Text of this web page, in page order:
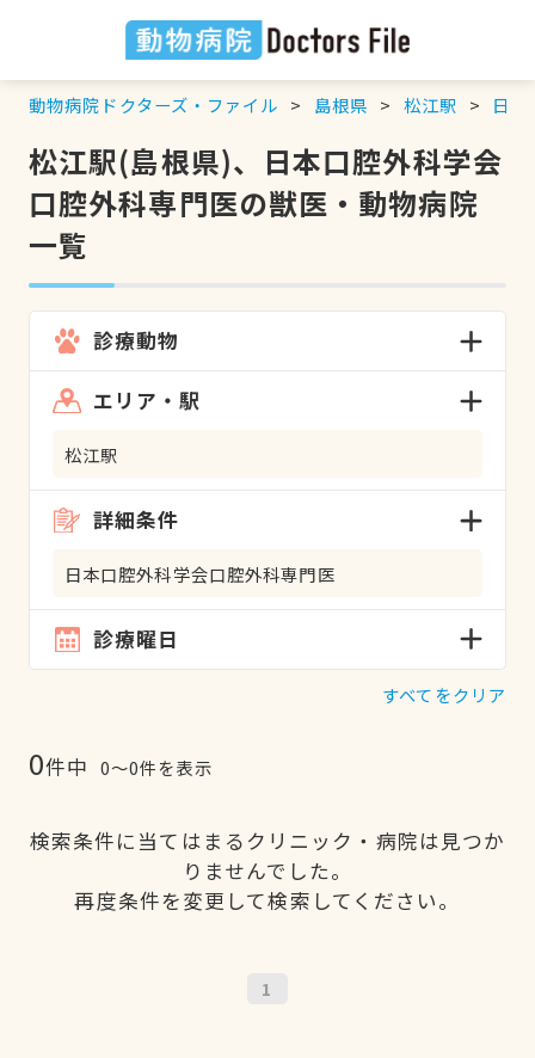
動物病院ドクターズ・ファイル 島根県 松江駅 日本
松江駅(島根県)、日本口腔外科学会
口腔外科専門医の獣医・動物病院
一覧
診療動物
エリア・駅
松江駅
詳細条件
日本口腔外科学会口腔外科専門医
診療曜日
すべてをクリア
0件中 0〜0件を表示
検索条件に当てはまるクリニック・病院は見つか
りませんでした。
再度条件を変更して検索してください。
1